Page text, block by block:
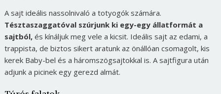
A sajt ideális nassolnivaló a totyogók számára.
Tésztaszaggatóval szúrjunk ki egy-egy állatformát a
sajtból,és kínáljuk meg vele a kicsit. Ideális sajt az edami, a
trappista, de biztos sikert aratunk az önállóan csomagolt, kis
kerek Baby-bel és a háromszögsajtokkal is. A sajtfigura után
adjunk a picinek egy gerezd almát.